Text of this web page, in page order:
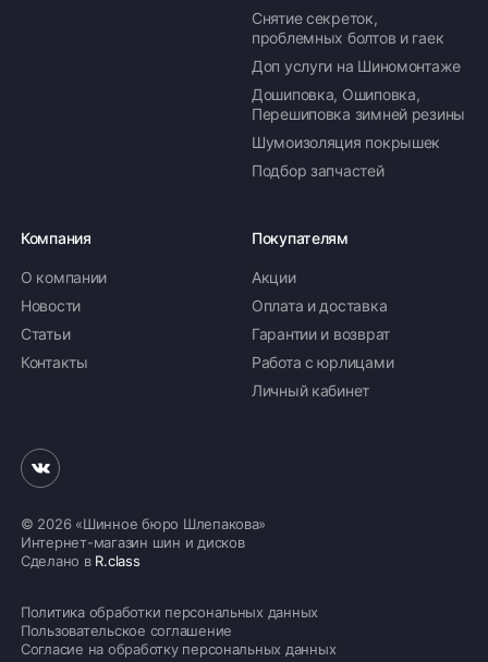
Снятие секреток,
проблемных болтов и гаек
Доп услуги на Шиномонтаже
Дошиповка, Ошиповка,
Перешиповка зимней резины
Шумоизоляция покрышек
Подбор запчастей
Компания
О компании
Новости
Статьи
Контакты
Покупателям
Акции
Оплата и доставка
Гарантии и возврат
Работа с юрлицами
Личный кабинет
© 2026 «Шинное бюро Шлепакова»
Интернет-магазин шин и дисков
Сделано в R.class
Политика обработки персональных данных
Пользовательское соглашение
Согласие на обработку персональных данных